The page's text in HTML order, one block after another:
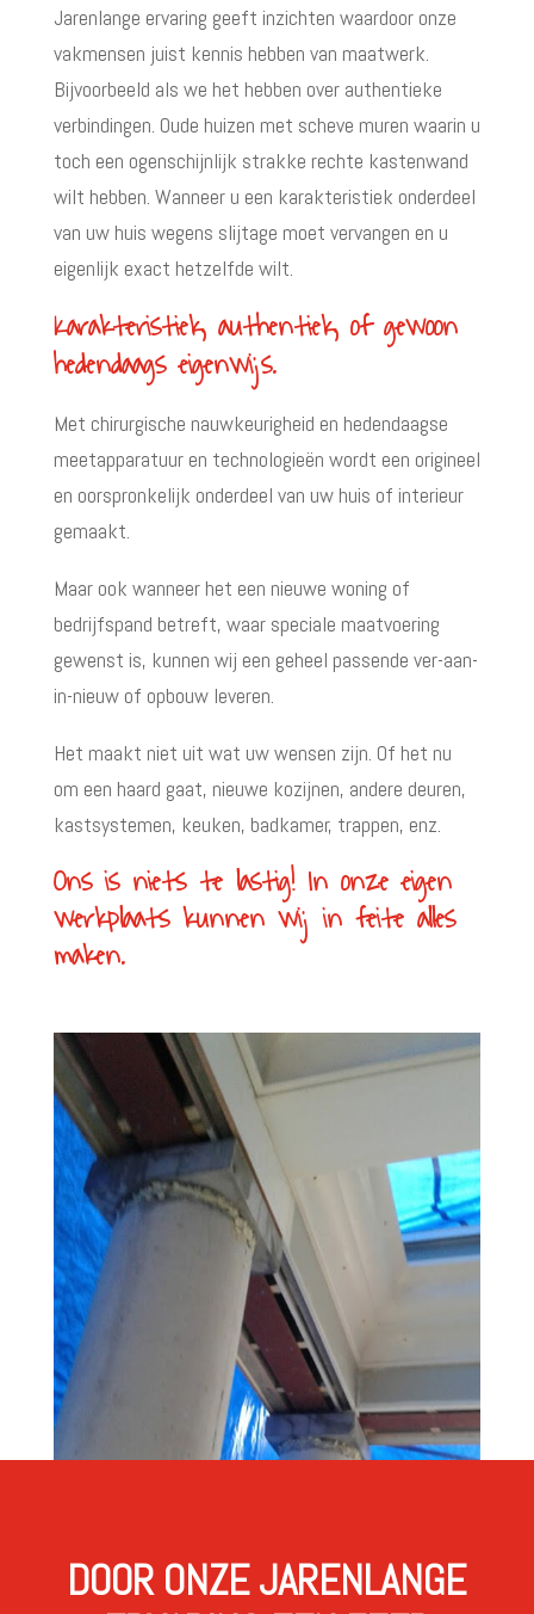
Jarenlange ervaring geeft inzichten waardoor onze
vakmensen juist kennis hebben van maatwerk.
Bijvoorbeeld als we het hebben over authentieke
verbindingen. Oude huizen met scheve muren waarin u
toch een ogenschijnlijk strakke rechte kastenwand
wilt hebben. Wanneer u een karakteristiek onderdeel
van uw huis wegens slijtage moet vervangen en u
eigenlijk exact hetzelfde wilt.
Karakteristiek, authentiek, of gewoon
hedendaags eigenwijs.
Met chirurgische nauwkeurigheid en hedendaagse
meetapparatuur en technologieën wordt een origineel
en oorspronkelijk onderdeel van uw huis of interieur
gemaakt.
Maar ook wanneer het een nieuwe woning of
bedrijfspand betreft, waar speciale maatvoering
gewenst is, kunnen wij een geheel passende ver-aan-
in-nieuw of opbouw leveren.
Het maakt niet uit wat uw wensen zijn. Of het nu
om een haard gaat, nieuwe kozijnen, andere deuren,
kastsystemen, keuken, badkamer, trappen, enz.
Ons is niets te lastig! In onze eigen
werkplaats kunnen wij in feite alles
maken.
DOOR ONZE JARENLANGE